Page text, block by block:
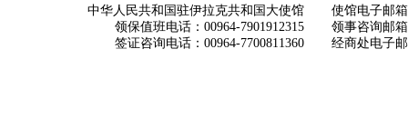
中华人民共和国驻伊拉克共和国大使馆
领保值班电话：00964-7901912315
签证咨询电话：00964-7700811360
使馆电子邮箱
领事咨询邮箱
经商处电子